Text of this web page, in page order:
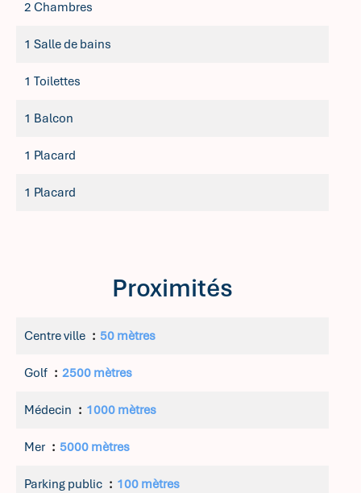
2 Chambres
1 Salle de bains
1 Toilettes
1 Balcon
1 Placard
1 Placard
Proximités
Centre ville 50 mètres
Golf 2500 mètres
Médecin 1000 mètres
Mer 5000 mètres
Parking public 100 mètres